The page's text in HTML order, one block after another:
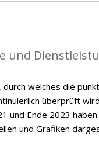
und
welches die
überprüft
und Ende 2023
und Grafiken